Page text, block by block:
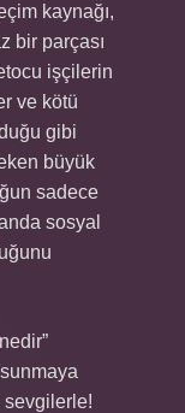
kaynağı,
bir parçası
işçilerin
ve kötü
gibi
büyük
sadece
sosyal
sunmaya
sevgilerle!